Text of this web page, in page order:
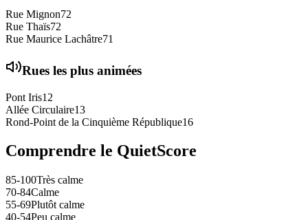
Rue Mignon72
Rue Thaïs72
Rue Maurice Lachâtre71
Rues les plus animées
Pont Iris12
Allée Circulaire13
Rond-Point de la Cinquième République16
Comprendre le QuietScore
85-100Très calme
70-84Calme
55-69Plutôt calme
40-54Peu calme